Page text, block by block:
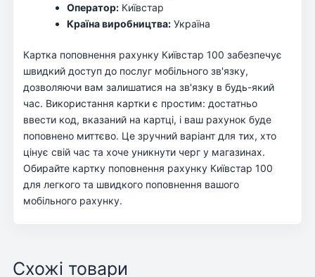
Оператор: Київстар
Країна виробництва: Україна
Картка поповнення рахунку Київстар 100 забезпечує
швидкий доступ до послуг мобільного зв'язку,
дозволяючи вам залишатися на зв'язку в будь-який
час. Використання картки є простим: достатньо
ввести код, вказаний на картці, і ваш рахунок буде
поповнено миттєво. Це зручний варіант для тих, хто
цінує свій час та хоче уникнути черг у магазинах.
Обирайте картку поповнення рахунку Київстар 100
для легкого та швидкого поповнення вашого
мобільного рахунку.
Схожі товари